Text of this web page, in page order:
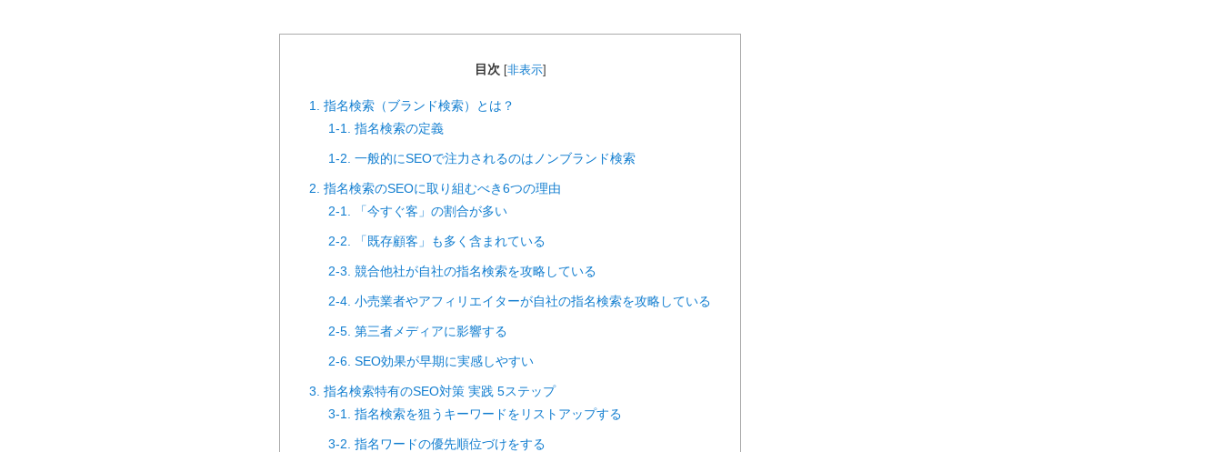
目次 [非表示]
1. 指名検索（ブランド検索）とは？
1-1. 指名検索の定義
1-2. 一般的にSEOで注力されるのはノンブランド検索
2. 指名検索のSEOに取り組むべき6つの理由
2-1. 「今すぐ客」の割合が多い
2-2. 「既存顧客」も多く含まれている
2-3. 競合他社が自社の指名検索を攻略している
2-4. 小売業者やアフィリエイターが自社の指名検索を攻略している
2-5. 第三者メディアに影響する
2-6. SEO効果が早期に実感しやすい
3. 指名検索特有のSEO対策 実践 5ステップ
3-1. 指名検索を狙うキーワードをリストアップする
3-2. 指名ワードの優先順位づけをする